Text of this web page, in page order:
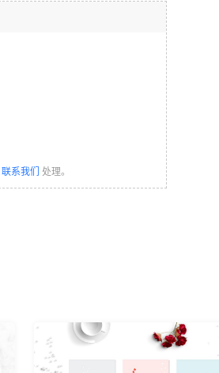
联系我们 处理。